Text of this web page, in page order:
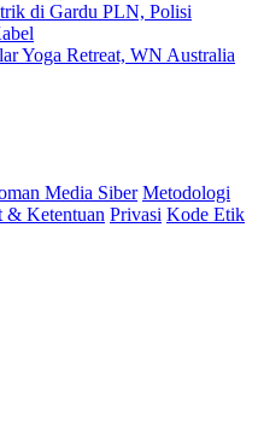
di Gardu PLN, Polisi
Yoga Retreat, WN Australia
Media Siber Metodologi
& Ketentuan Privasi Kode Etik